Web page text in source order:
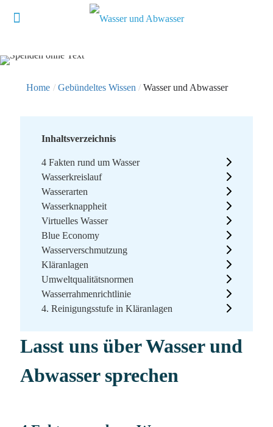
Home / Gebündeltes Wissen / Wasser und Abwasser
Inhaltsverzeichnis
4 Fakten rund um Wasser
Wasserkreislauf
Wasserarten
Wasserknappheit
Virtuelles Wasser
Blue Economy
Wasserverschmutzung
Kläranlagen
Umweltqualitätsnormen
Wasserrahmenrichtlinie
4. Reinigungsstufe in Kläranlagen
Lasst uns über Wasser und
Abwasser sprechen